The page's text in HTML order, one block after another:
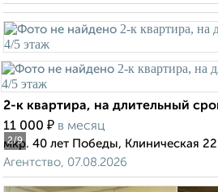
2/9
2-к квартира, на длительный
11 000 ₽ в месяц
мкр. 40 лет Победы, Клиническая 22
Агентство, 07.08.2026